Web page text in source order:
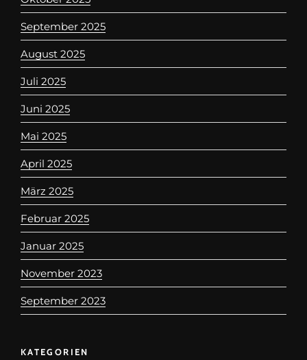
September 2025
August 2025
Juli 2025
Juni 2025
Mai 2025
April 2025
März 2025
Februar 2025
Januar 2025
November 2023
September 2023
KATEGORIEN